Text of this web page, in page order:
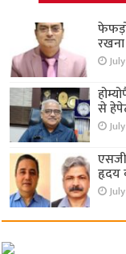
रखना
से
हृदय